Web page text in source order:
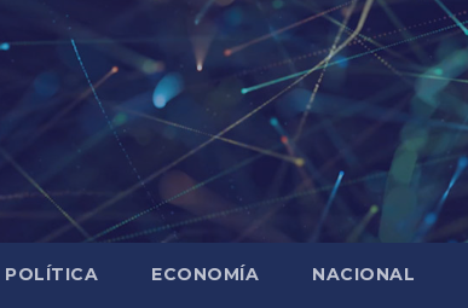
POLÍTICA ECONOMÍA NACIONAL